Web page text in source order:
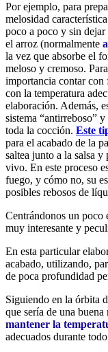
Por ejemplo, para
melosidad
poco a poco y sin dejar
el arroz (normalmente
la vez que absorbe el
meloso y cremoso.
importancia contar con
con la temperatura
elaboración. Además,
sistema “antirreboso”
toda la cocción. Este
para el acabado de la
saltea junto a la salsa
vivo. En este proceso
fuego, y cómo no, su
posibles rebosos de
Centrándonos un poco
muy interesante y
En esta particular
acabado, utilizando,
de poca profundidad
Siguiendo en la órbita
que sería de una buena
mantener la
adecuados durante